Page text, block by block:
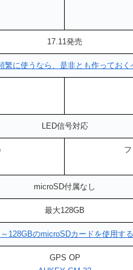
17.11発売
繁に使うなら、是非とも作っておく
LED信号対応
microSD付属なし
最大128GB
128GBのmicroSDカードを使用す
GPS OP